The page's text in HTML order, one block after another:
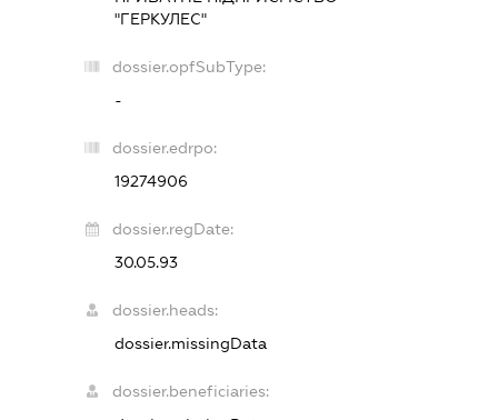
"ГЕРКУЛЕС"
dossier.opfSubType:
-
dossier.edrpo:
19274906
dossier.regDate:
30.05.93
dossier.heads:
dossier.missingData
dossier.beneficiaries: